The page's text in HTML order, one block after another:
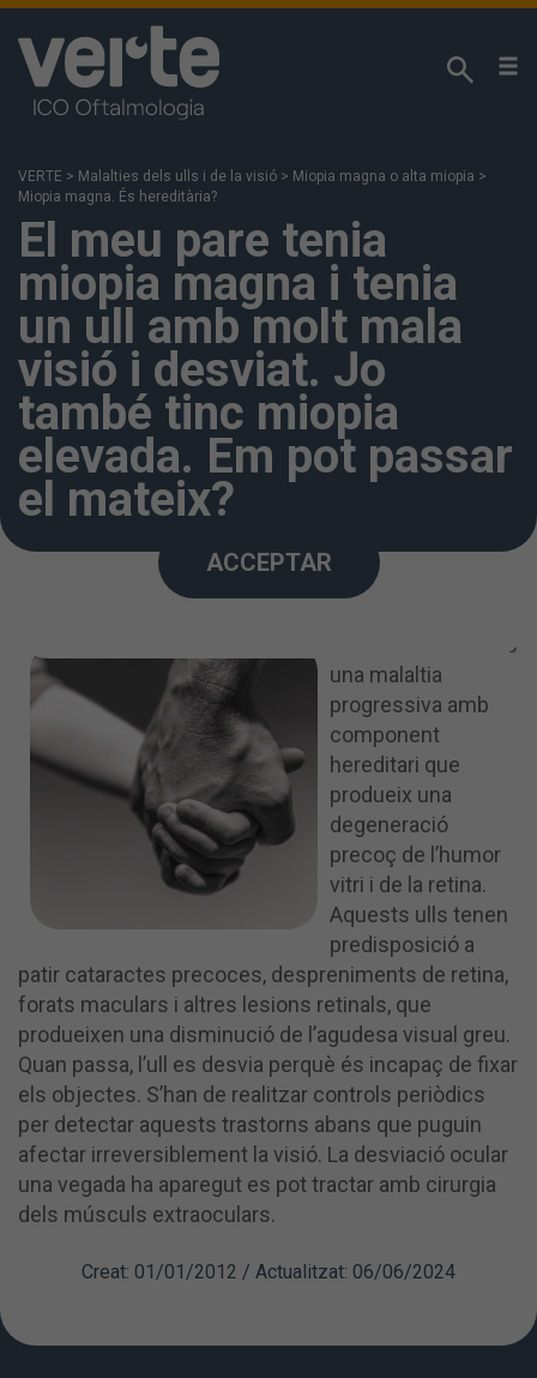
VERTE > Malalties dels ulls i de la visió > Miopia magna o alta miopia >
Miopia magna. És hereditària?
El meu pare tenia
miopia magna i tenia
un ull amb molt mala
visió i desviat. Jo
també tinc miopia
elevada. Em pot passar
el mateix?
La miopia magna és
una malaltia
progressiva amb
component
hereditari que
produeix una
degeneració
precoç de l’humor
vitri i de la retina.
Aquests ulls tenen
predisposició a
patir cataractes precoces, despreniments de retina,
forats maculars i altres lesions retinals, que
produeixen una disminució de l’agudesa visual greu.
Quan passa, l’ull es desvia perquè és incapaç de fixar
els objectes. S’han de realitzar controls periòdics
per detectar aquests trastorns abans que puguin
afectar irreversiblement la visió. La desviació ocular
una vegada ha aparegut es pot tractar amb cirurgia
dels músculs extraoculars.
Creat: 01/01/2012 / Actualitzat: 06/06/2024
Respectem la seva privacitat!
per analitzar els seus hàbits de navegació i poder
oferir els nostres continguts en funció dels seus
interessos. Podeu accedir a la nostra
Cookiesper a més informació. Si premeu
“Acceptar” s'entén que ha estat informat i accepta
la instal·lació i ús de les cookies. També podeu
configurar-les o rebutjar-ne l'ús fent clic a “Més
informació”.
MÉS INFORMACIÓ
ACCEPTAR